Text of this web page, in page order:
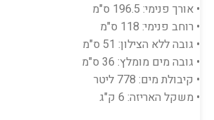
• אורך פנימי: 196.5 ס"מ
• רוחב פנימי: 118 ס"מ
• גובה ללא הצילון: 51 ס"מ
• גובה מים מומלץ: 36 ס"מ
• קיבולת מים: 778 ליטר
• משקל האריזה: 6 ק"ג